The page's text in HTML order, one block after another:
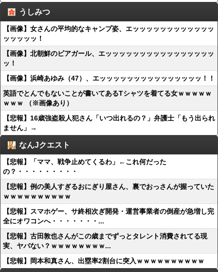
うしみつ
【画像】女さんの平均的なキャンプ姿、エッッッッッッッッッッッッ
ッッッッッ！
【画像】北朝鮮のビアガール、エッッッッッッッッッッッッッッッッ
ッ！
【画像】浜崎あゆみ（47）、エッッッッッッッッッッッッッッッ！！
英語でとんでもないことが書いてあるTシャツを着てる女ｗｗｗｗｗ
ｗｗｗ （※画像あり）
【悲報】16歳強盗殺人犯さん「いつ出れるの？」弁護士「もう出られ
ません」→
なんJクエスト
【悲報】「ママ、戦争止めてくるわ」←これ何だった
の？・・・・・・・・・
【悲報】例の美人すぎるおにぎり屋さん、裏でおっさんが握っていた
ｗｗｗｗｗｗｗｗｗｗ
【悲報】スマホゲー、サ終相次ぎ開発・運営事業者の倒産が急増し完
全にオワコンへ・・・・・・・...
【悲報】古田敦也さんがこの歳までずっとタレント消費されてる現
実、ヤバない？ｗｗｗｗｗｗｗｗ...
【悲報】岡本和真さん、出塁率2割台に突入ｗｗｗｗｗｗｗｗｗｗ